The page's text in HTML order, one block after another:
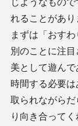
れることがあり
まずは「おす
別のことに注
美として遊ん
時間する必要
取られながら
り向き合って